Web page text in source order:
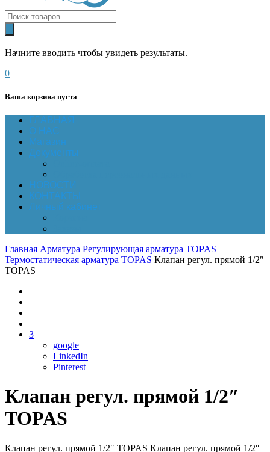
Начните вводить чтобы увидеть результаты.
0
Ваша корзина пуста
ГЛАВНАЯ
О НАС
Магазин
Документы
НОВОСТИ
КОНТАКТЫ
Личный кабинет
Главная Арматура Регулирующая арматура TOPAS
Термостатическая арматура TOPAS Клапан регул. прямой 1/2″
TOPAS
3
google
LinkedIn
Pinterest
Клапан регул. прямой 1/2″
TOPAS
Клапан регул. прямой 1/2″ TOPAS Клапан регул. прямой 1/2″